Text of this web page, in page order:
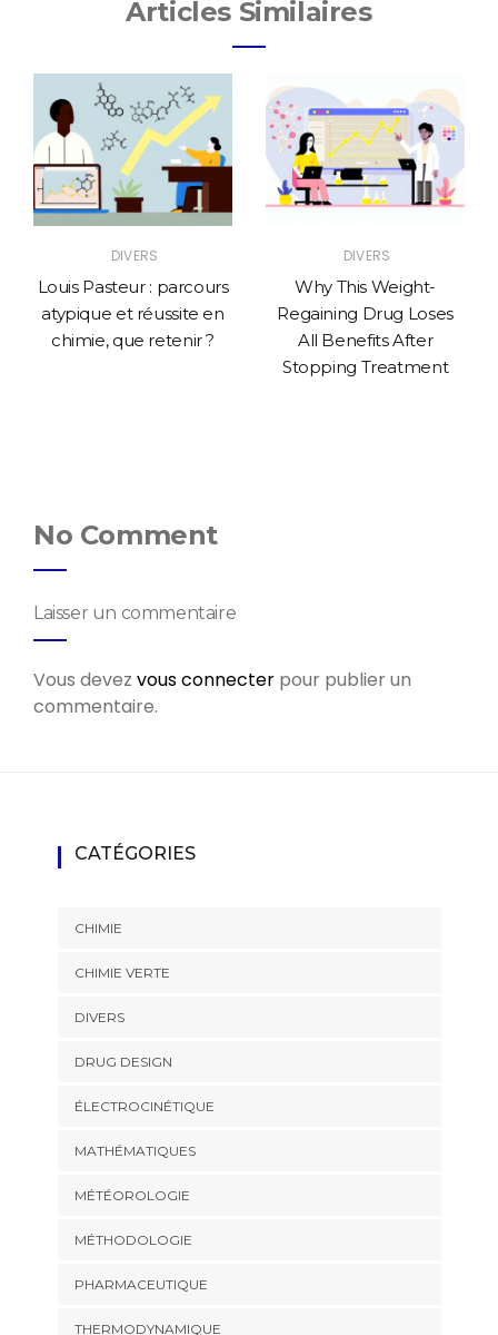
Articles Similaires
DIVERS
Louis Pasteur : parcours
atypique et réussite en
chimie, que retenir ?
DIVERS
Why This Weight-
Regaining Drug Loses
All Benefits After
Stopping Treatment
No Comment
Laisser un commentaire
Vous devez vous connecter pour publier un
commentaire.
CATÉGORIES
CHIMIE
CHIMIE VERTE
DIVERS
DRUG DESIGN
ÉLECTROCINÉTIQUE
MATHÉMATIQUES
MÉTÉOROLOGIE
MÉTHODOLOGIE
PHARMACEUTIQUE
THERMODYNAMIQUE